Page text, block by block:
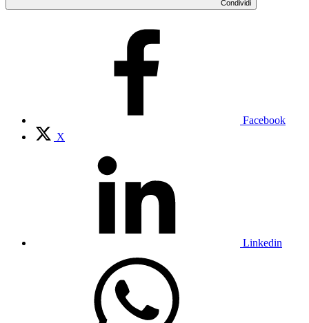
Condividi
Facebook
X
Linkedin